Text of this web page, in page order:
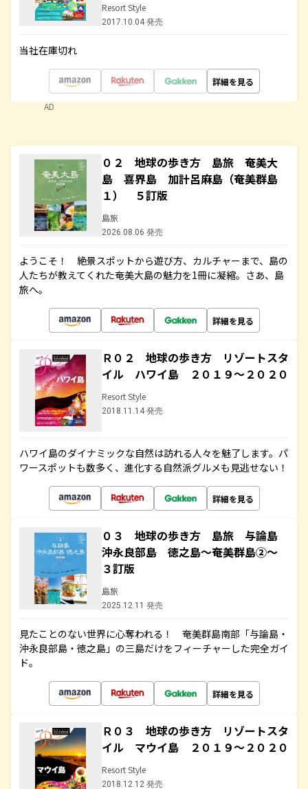
Resort Style
2017.10.04 発売
当社在庫切れ
詳細を見る
AD
０２ 地球の歩き方 島旅 奄美大
島 喜界島 加計呂麻島（奄美群島
１） ５訂版
島旅
2026.08.06 発売
ようこそ！ 絶景スポットから遊び方、カルチャーまで、島の
人たちが教えてくれた奄美大島の魅力を1冊に凝縮。さあ、島
旅へ。
詳細を見る
Ｒ０２ 地球の歩き方 リゾートスタ
イル ハワイ島 ２０１９～２０２０
Resort Style
2018.11.14 発売
ハワイ島のダイナミックな自然は訪れる人々を魅了します。パ
ワースポットも数多く、進化する自然派グルメも見逃せない！
詳細を見る
０３ 地球の歩き方 島旅 与論島
沖永良部島 徳之島～奄美群島②～
３訂版
島旅
2025.12.11 発売
見たことのない世界に心奪われる！ 奄美群島南部「与論島・
沖永良部島・徳之島」の三島だけをフィーチャーした完全ガイ
ド。
詳細を見る
Ｒ０３ 地球の歩き方 リゾートスタ
イル マウイ島 ２０１９～２０２０
Resort Style
2018.12.12 発売